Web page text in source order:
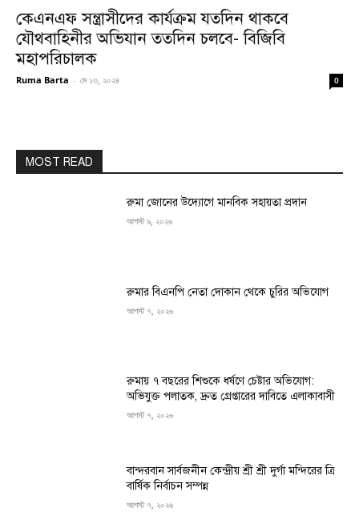
কেএনএফ সন্ত্রাসীদের কার্যক্রম যতদিন থাকবে
যৌথবাহিনীর অভিযান ততদিন চলবে- বিজিবি
মহাপরিচালক
Ruma Barta - মে ১৩, ২০২৪ 0
MOST READ
রুমা জোনের উদ্যোগে মানবিক সহায়তা প্রদান
আগস্ট ৯, ২০২৬
রুমার বিএনপি নেতা দোকান থেকে চুরির অভিযোগ
আগস্ট ৭, ২০২৬
রুমায় ৭ বছরের শিশুকে ধর্ষণে চেষ্টার অভিযোগ:
অভিযুক্ত পলাতক, দ্রুত গ্রেপ্তারের দাবিতে এলাকাবাসী
আগস্ট ৭, ২০২৬
বান্দরবান সার্বজনীন কেন্দ্রীয় শ্রী শ্রী দুর্গা মন্দিরের ত্রি
বার্ষিক নির্বাচন সম্পন্ন
আগস্ট ৭, ২০২৬